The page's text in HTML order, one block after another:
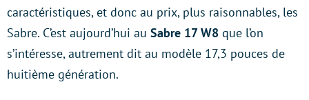
caractéristiques, et donc au prix, plus raisonnables, les
Sabre. C’est aujourd’hui au Sabre 17 W8 que l’on
s’intéresse, autrement dit au modèle 17,3 pouces de
huitième génération.